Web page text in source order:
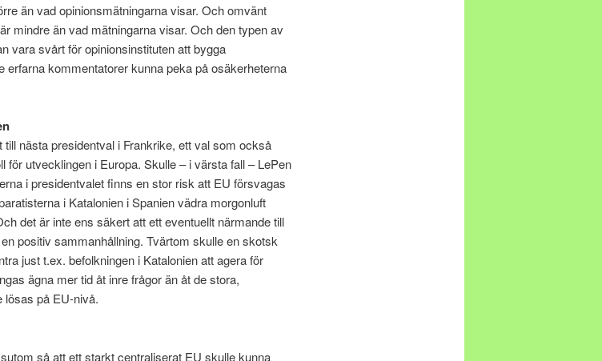
än vad opinionsmätningarna visar. Och omvänt
mindre än vad mätningarna visar. Och den typen av
vara svårt för opinionsinstituten att bygga
erfarna kommentatorer kunna peka på osäkerheterna
till nästa presidentval i Frankrike, ett val som också
utvecklingen i Europa. Skulle – i värsta fall – LePen
i presidentvalet finns en stor risk att EU försvagas
i Katalonien i Spanien vädra morgonluft
det är inte ens säkert att ett eventuellt närmande till
positiv sammanhållning. Tvärtom skulle en skotsk
just t.ex. befolkningen i Katalonien att agera för
ägna mer tid åt inre frågor än åt de stora,
på EU-nivå.
så att ett starkt centraliserat EU skulle kunna